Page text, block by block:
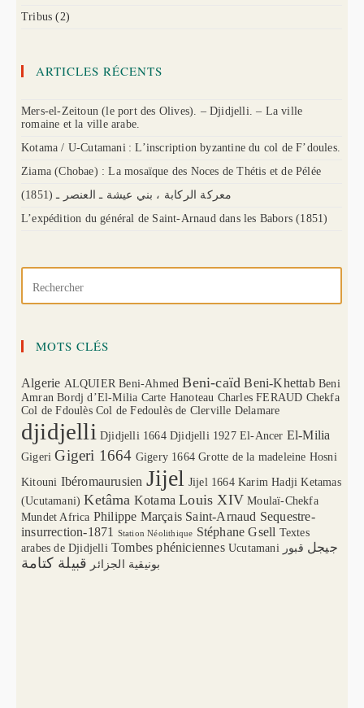
Tribus (2)
ARTICLES RÉCENTS
Mers-el-Zeitoun (le port des Olives). – Djidjelli. – La ville
romaine et la ville arabe.
Kotama / U-Cutamani : L’inscription byzantine du col de F’doules.
Ziama (Chobae) : La mosaïque des Noces de Thétis et de Pélée
(1851) معركة الركابة ، بني عيشة ـ العنصر ـ
L’expédition du général de Saint-Arnaud dans les Babors (1851)
MOTS CLÉS
Algerie ALQUIER Beni-Ahmed Beni-caïd Beni-Khettab Beni
Amran Bordj d’El-Milia Carte Hanoteau Charles FERAUD Chekfa
Col de Fdoulès Col de Fedoulès de Clerville Delamare
djidjelli Djidjelli 1664 Djidjelli 1927 El-Ancer El-Milia
Gigeri Gigeri 1664 Gigery 1664 Grotte de la madeleine Hosni
Kitouni Ibéromaurusien Jijel Jijel 1664 Karim Hadji Ketamas
(Ucutamani) Ketâma Kotama Louis XIV Moulaï-Chekfa
Mundet Africa Philippe Marçais Saint-Arnaud Sequestre-
insurrection-1871
Station Néolithique Stéphane Gsell Textes
arabes de Djidjelli Tombes phéniciennes Ucutamani جيجل قبور
بونيقية الجزائر قبيلة كتامة